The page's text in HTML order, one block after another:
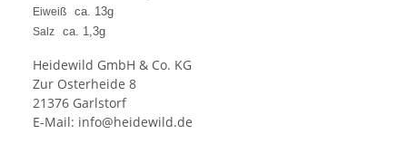
Eiweiß ca. 13g
Salz ca. 1,3g
Heidewild GmbH & Co. KG
Zur Osterheide 8
21376 Garlstorf
E-Mail: info@heidewild.de